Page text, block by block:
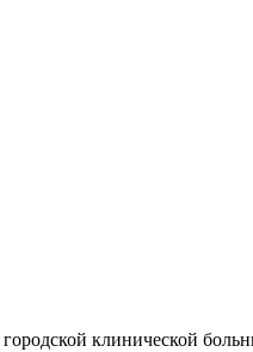
клинической